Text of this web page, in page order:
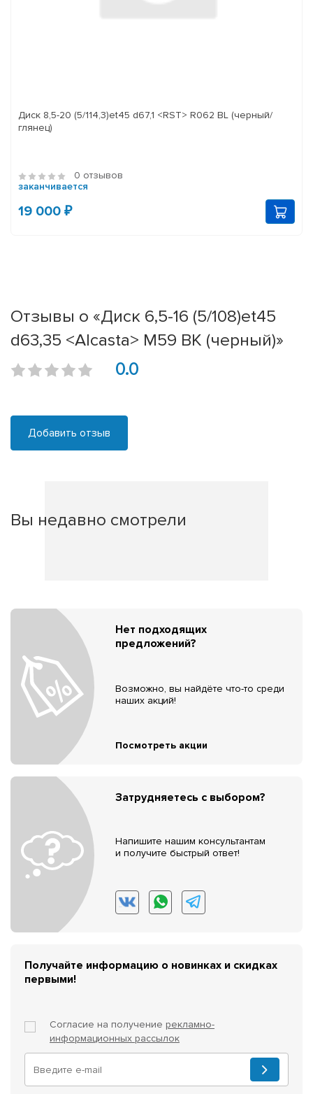
Диск 8,5-20 (5/114,3)et45 d67,1 <RST> R062 BL (черный/
глянец)
0 отзывов
заканчивается
19 000 ₽
Отзывы о «Диск 6,5-16 (5/108)et45
d63,35 <Alcasta> M59 BK (черный)»
0.0
Добавить отзыв
Вы недавно смотрели
Нет подходящих
предложений?
Возможно, вы найдёте что-то среди
наших акций!
Посмотреть акции
Затрудняетесь с выбором?
Напишите нашим консультантам
и получите быстрый ответ!
Получайте информацию о новинках и скидках
первыми!
Согласие на получение рекламно-
информационных рассылок